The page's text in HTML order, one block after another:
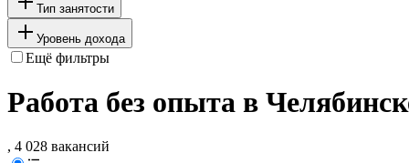
Тип занятости
Уровень дохода
Ещё фильтры
Работа без опыта в
, 4 028 вакансий